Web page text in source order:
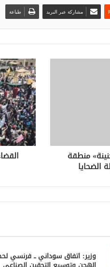
مشاركة عبر البريد طباعة
منطقة
الضحايا
وزير: اتفاق سوداني ــ فرنسي